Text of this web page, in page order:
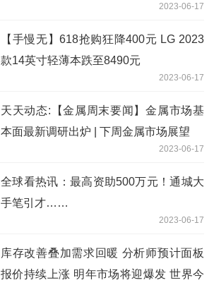
转换转入、 （大额）定期定额投资业务
的公告
2023-06-17
【手慢无】618抢购狂降400元 LG 2023
款14英寸轻薄本跌至8490元
2023-06-17
天天动态:【金属周末要闻】金属市场基
本面最新调研出炉 | 下周金属市场展望
2023-06-17
全球看热讯：最高资助500万元！通城大
手笔引才……
2023-06-17
库存改善叠加需求回暖 分析师预计面板
报价持续上涨 明年市场将迎爆发 世界今